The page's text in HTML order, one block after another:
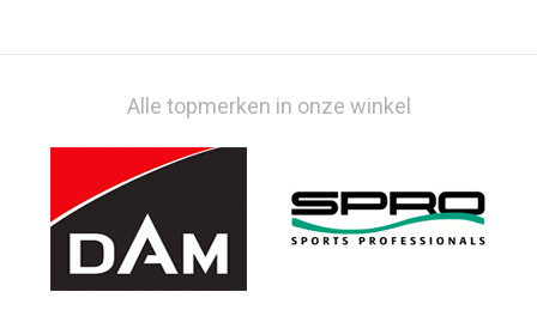
Alle topmerken in onze winkel